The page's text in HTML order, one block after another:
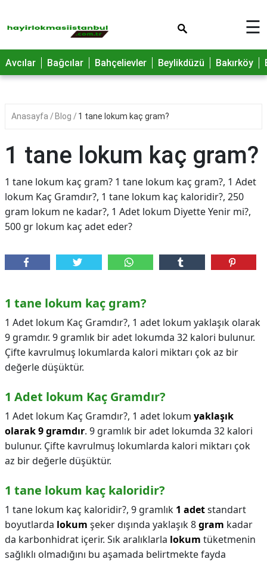
☰
Avcılar Bağcılar Bahçelievler Beylikdüzü Bakırköy
Anasayfa Blog 1 tane lokum kaç gram?
1 tane lokum kaç gram?
1 tane lokum kaç gram? 1 tane lokum kaç gram?, 1 Adet
lokum Kaç Gramdır?, 1 tane lokum kaç kaloridir?, 250
gram lokum ne kadar?, 1 Adet lokum Diyette Yenir mi?,
500 gr lokum kaç adet eder?
1 tane lokum kaç gram?
1 Adet lokum Kaç Gramdır?, 1 adet lokum yaklaşık olarak
9 gramdır. 9 gramlık bir adet lokumda 32 kalori bulunur.
Çifte kavrulmuş lokumlarda kalori miktarı çok az bir
değerle düşüktür.
1 Adet lokum Kaç Gramdır?
1 Adet lokum Kaç Gramdır?, 1 adet lokum yaklaşık
olarak 9 gramdır. 9 gramlık bir adet lokumda 32 kalori
bulunur. Çifte kavrulmuş lokumlarda kalori miktarı çok
az bir değerle düşüktür.
1 tane lokum kaç kaloridir?
1 tane lokum kaç kaloridir?, 9 gramlık 1 adetstandart
boyutlarda lokum şeker dışında yaklaşık 8gram kadar
da karbonhidrat içerir. Sık aralıklarla lokum tüketmenin
sağlıklı olmadığını bu aşamada belirtmekte fayda